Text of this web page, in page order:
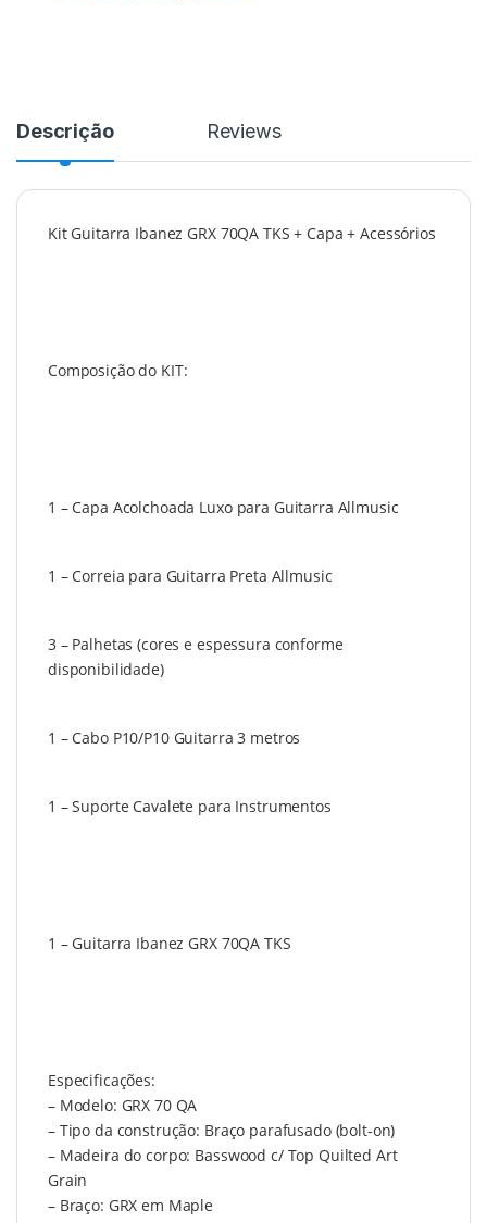
Descrição Reviews
Kit Guitarra Ibanez GRX 70QA TKS + Capa + Acessórios
Composição do KIT:
1 – Capa Acolchoada Luxo para Guitarra Allmusic
1 – Correia para Guitarra Preta Allmusic
3 – Palhetas (cores e espessura conforme
disponibilidade)
1 – Cabo P10/P10 Guitarra 3 metros
1 – Suporte Cavalete para Instrumentos
1 – Guitarra Ibanez GRX 70QA TKS
Especificações:
– Modelo: GRX 70 QA
– Tipo da construção: Braço parafusado (bolt-on)
– Madeira do corpo: Basswood c/ Top Quilted Art
Grain
– Braço: GRX em Maple